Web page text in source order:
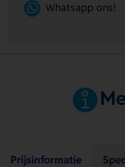
Whatsapp ons!
Prijsinformatie